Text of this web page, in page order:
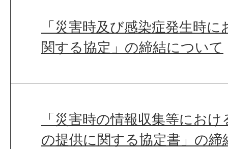
「災害時及び感染症発生時
関する協定」の締結について
「災害時の情報収集等にお
の提供に関する協定書」の締